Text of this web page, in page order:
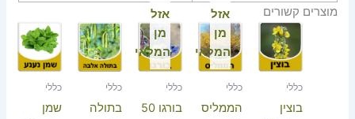
מוצרים קשורים
כללי
בוצין
אזל
מן
המלאי
כללי
הממליס
אזל
מן
המלאי
כללי
בורגו 50
כללי
בתולה
כללי
שמן